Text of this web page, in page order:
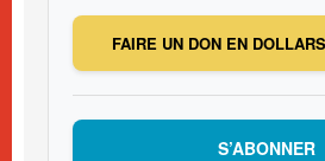
FAIRE UN DON EN
S’ABONNER